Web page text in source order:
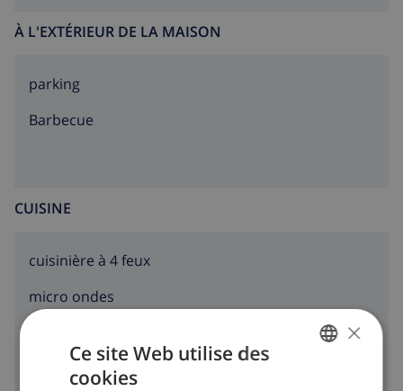
À L'EXTÉRIEUR DE LA MAISON
parking
barbecue
CUISINE
cuisinière à 4 feux
micro ondes
lave-vaisselle
×
Ce site Web utilise des
cookies